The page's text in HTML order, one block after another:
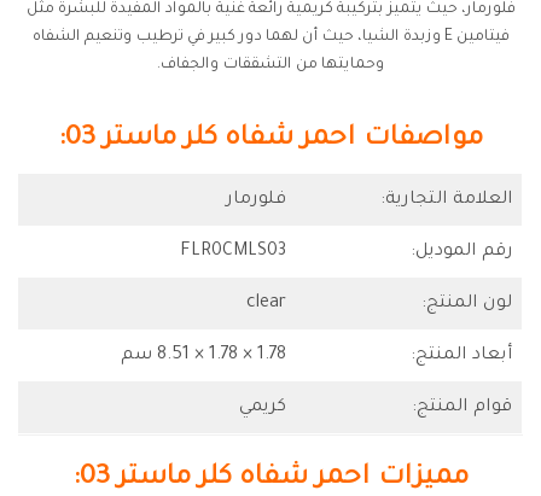
فلورمار، حيث يتميز بتركيبة كريمية رائعة غنية بالمواد المفيدة للبشرة مثل
فيتامين E وزبدة الشيا، حيث أن لهما دور كبير في ترطيب وتنعيم الشفاه
وحمايتها من التشققات والجفاف.
مواصفات احمر شفاه كلر ماستر 03:
العلامة التجارية:
رقم الموديل: FLR0CMLS03
لون المنتج: clear
أبعاد المنتج: 1.78 × 1.78 × 8.51 سم
قوام المنتج: كريمي
مميزات احمر شفاه كلر ماستر 03: